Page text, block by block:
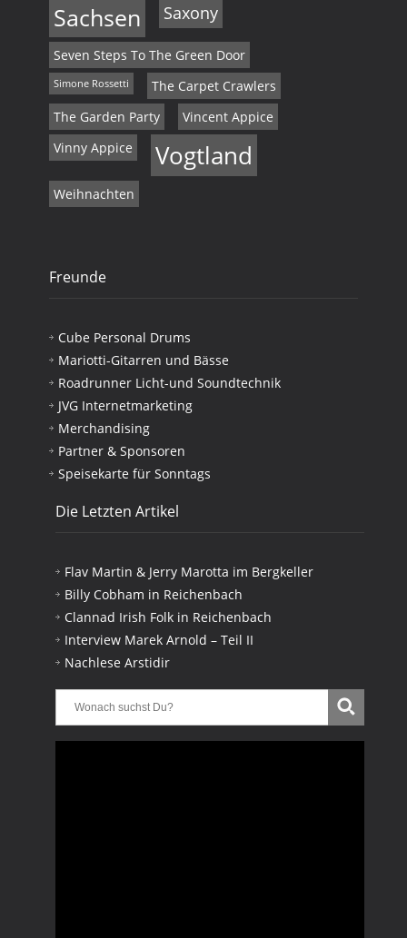
Sachsen Saxony
Seven Steps To The Green Door
Simone Rossetti
The Carpet Crawlers
The Garden Party
Vincent Appice
Vinny Appice
Vogtland
Weihnachten
Freunde
Cube Personal Drums
Mariotti-Gitarren und Bässe
Roadrunner Licht-und Soundtechnik
JVG Internetmarketing
Merchandising
Partner & Sponsoren
Speisekarte für Sonntags
Die Letzten Artikel
Flav Martin & Jerry Marotta im Bergkeller
Billy Cobham in Reichenbach
Clannad Irish Folk in Reichenbach
Interview Marek Arnold – Teil II
Nachlese Arstidir